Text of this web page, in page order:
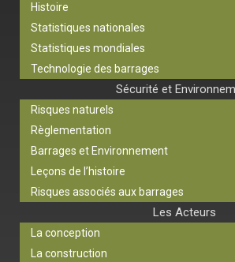
Histoire
Statistiques nationales
Statistiques mondiales
Technologie des barrages
Sécurité et
Risques naturels
Règlementation
Barrages et Environnement
Leçons de l’histoire
Risques associés aux barrages
Les Acteurs
La conception
La construction